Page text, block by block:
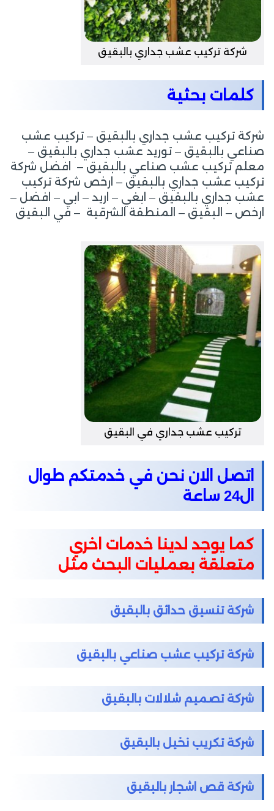
شركة تركيب عشب جداري بالبقيق
كلمات بحثية
شركة تركيب عشب جداري بالبقيق – تركيب عشب
صناعي بالبقيق – توريد عشب جداري بالبقيق –
معلم تركيب عشب صناعي بالبقيق – افضل شركة
تركيب عشب جداري بالبقيق – ارخص شركة تركيب
عشب جداري بالبقيق – ابغي – اريد – ابي – افضل –
ارخص – البقيق – المنطقة الشرقية – في البقيق
تركيب عشب جداري في البقيق
اتصل الان نحن في خدمتكم طوال
ال24 ساعة
كما يوجد لدينا خدمات اخري
متعلقة بعمليات البحث مثل
شركة تنسيق حدائق بالبقيق
شركة تركيب عشب صناعي بالبقيق
شركة تصميم شلالات بالبقيق
شركة تكريب نخيل بالبقيق
شركة قص اشجار بالبقيق